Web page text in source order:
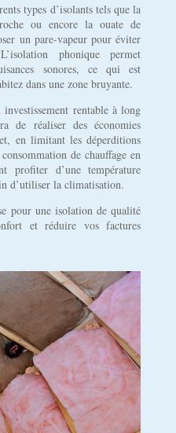
types d’isolants tels que la
ou encore la ouate de
un pare-vapeur pour éviter
phonique permet
sonores, ce qui est
dans une zone bruyante.
investissement rentable à long
de réaliser des économies
en limitant les déperditions
de chauffage en
profiter d’une température
d’utiliser la climatisation.
pour une isolation de qualité
et réduire vos factures